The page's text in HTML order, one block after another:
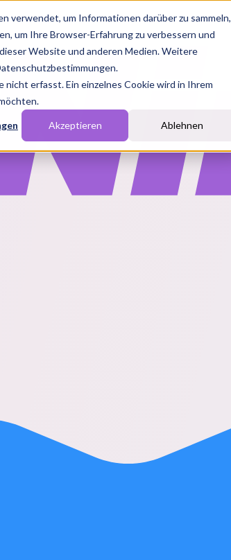
verwendet, um Informationen darüber zu sammeln,
um Ihre Browser-Erfahrung zu verbessern und
Website und anderen Medien. Weitere
erfasst. Ein einzelnes Cookie wird in Ihrem
Akzeptieren Ablehnen